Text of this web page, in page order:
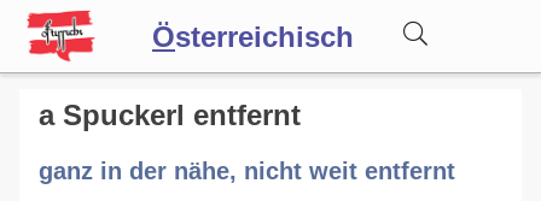
Österreichisch
Wörterbuch
Forum
a Spuckerl entfernt
ganz in der nähe, nicht weit entfernt